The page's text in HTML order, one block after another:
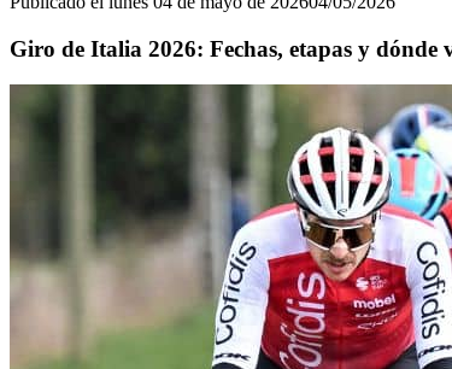
Giro de Italia 2026: Fechas, etapas y dónde